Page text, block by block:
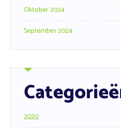
Oktober 2024
September 2024
2020